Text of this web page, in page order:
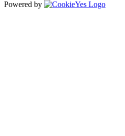
Powered by